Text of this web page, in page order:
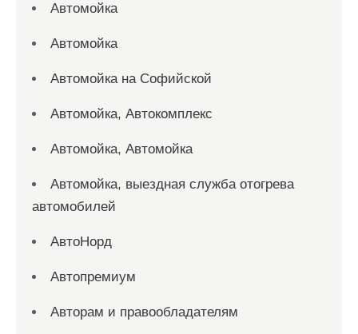
Автомойка
Автомойка
Автомойка на Софийской
Автомойка, Автокомплекс
Автомойка, Автомойка
Автомойка, выездная служба отогрева
автомобилей
АвтоНорд
Автопремиум
Авторам и правообладателям